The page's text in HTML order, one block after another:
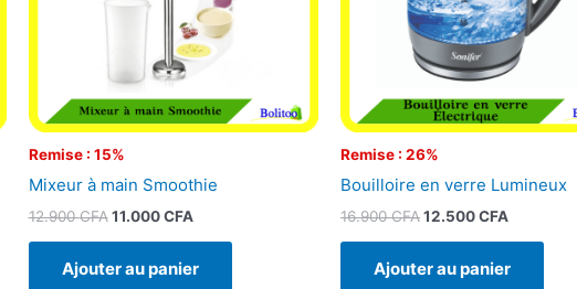
Remise : 15%
Mixeur à main Smoothie
12.900CFA 11.000CFA
Ajouter au panier
Remise : 26%
Bouilloire en verre Lumineux
16.900CFA12.500CFA
Ajouter au panier